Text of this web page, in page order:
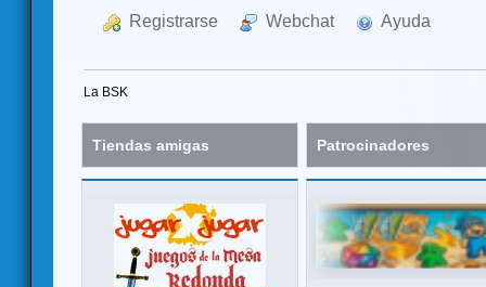
Registrarse Webchat Ayuda
La BSK
Tiendas amigas Patrocinadores